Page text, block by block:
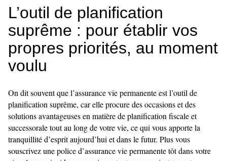
L’outil de planification
suprême : pour établir vos
propres priorités, au moment
voulu
On dit souvent que l’assurance vie permanente est l’outil de
planification suprême, car elle procure des occasions et des
solutions avantageuses en matière de planification fiscale et
successorale tout au long de votre vie, ce qui vous apporte la
tranquillité d’esprit aujourd’hui et dans le futur. Plus vous
souscrivez une police d’assurance vie permanente tôt dans votre